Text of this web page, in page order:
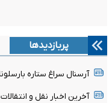
پربازدیدها
آرسنال سراغ ستاره
آخرین اخبار نقل و